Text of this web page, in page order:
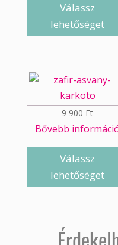
Válassz
lehetőséget
9 900 Ft
Bővebb
Válassz
lehetőséget